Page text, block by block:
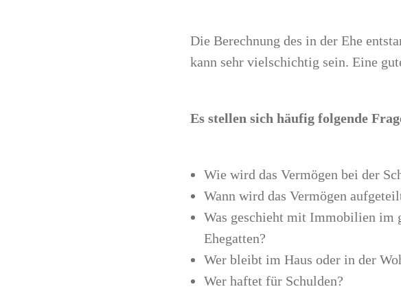
Die Berechnung des in der Ehe
kann sehr vielschichtig sein. Eine
Es stellen sich häufig folgende
Wie wird das Vermögen bei der
Wann wird das Vermögen
Was geschieht mit Immobilien im
Ehegatten?
Wer bleibt im Haus oder in der
Wer haftet für Schulden?